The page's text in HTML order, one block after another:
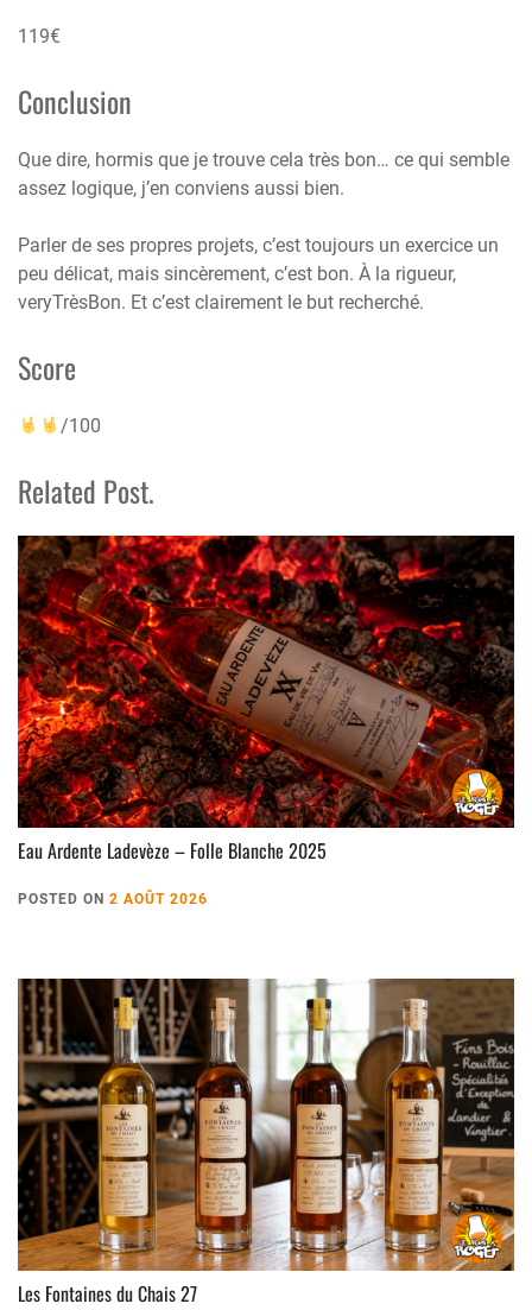
119€
Conclusion
Que dire, hormis que je trouve cela très bon… ce qui semble
assez logique, j’en conviens aussi bien.
Parler de ses propres projets, c’est toujours un exercice un
peu délicat, mais sincèrement, c’est bon. À la rigueur,
veryTrèsBon. Et c’est clairement le but recherché.
Score
/100
Related Post.
Eau Ardente Ladevèze – Folle Blanche 2025
POSTED ON 2 AOÛT 2026
Les Fontaines du Chais 27